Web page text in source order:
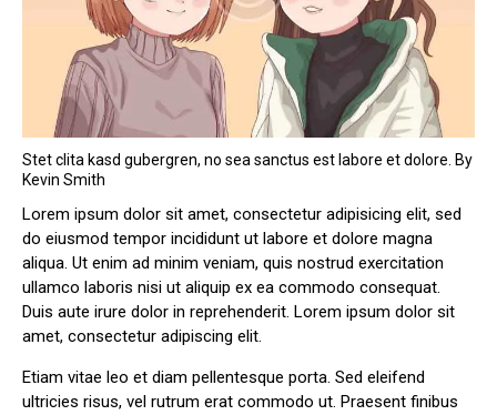
Stet clita kasd gubergren, no sea sanctus est labore et dolore. By
Kevin Smith
Lorem ipsum dolor sit amet, consectetur adipisicing elit, sed
do eiusmod tempor incididunt ut labore et dolore magna
aliqua. Ut enim ad minim veniam, quis nostrud exercitation
ullamco laboris nisi ut aliquip ex ea commodo consequat.
Duis aute irure dolor in reprehenderit. Lorem ipsum dolor sit
amet, consectetur adipiscing elit.
Etiam vitae leo et diam pellentesque porta. Sed eleifend
ultricies risus, vel rutrum erat commodo ut. Praesent finibus